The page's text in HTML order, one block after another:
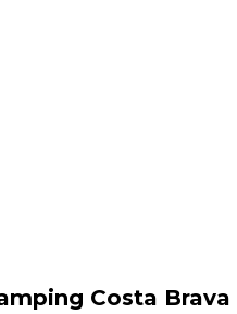
Costa Brava